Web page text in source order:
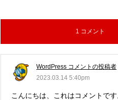
1 コメント
WordPress コメントの投稿者
2023.03.14 5:40pm
こんにちは、これはコメントです